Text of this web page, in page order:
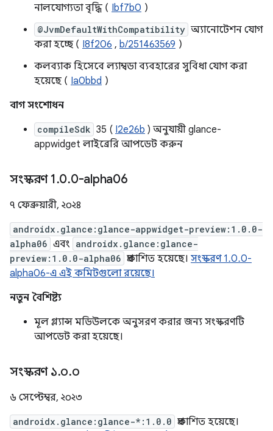
নালযোগ্যতা বৃদ্ধি ( Ibf7b0 )
@JvmDefaultWithCompatibility অ্যানোটেশন যোগ
করা হচ্ছে ( I8f206 , b/251463569 )
কলব্যাক হিসেবে ল্যাম্বডা ব্যবহারের সুবিধা যোগ করা
হয়েছে ( Ia0bbd )
বাগ সংশোধন
compileSdk 35 ( I2e26b ) অনুযায়ী glance-
appwidget লাইব্রেরি আপডেট করুন
সংস্করণ 1.0.0-alpha06
৭ ফেব্রুয়ারী, ২০২৪
androidx.glance:glance-appwidget-preview:1.0.0-
alpha06 এবং androidx.glance:glance-
preview:1.0.0-alpha06 প্রকাশিত হয়েছে। সংস্করণ 1.0.0-
alpha06-এ এই কমিটগুলো রয়েছে।
নতুন বৈশিষ্ট্য
মূল গ্ল্যান্স মডিউলকে অনুসরণ করার জন্য সংস্করণটি
আপডেট করা হয়েছে।
সংস্করণ ১.০.০
৬ সেপ্টেম্বর, ২০২৩
androidx.glance:glance-*:1.0.0 প্রকাশিত হয়েছে।